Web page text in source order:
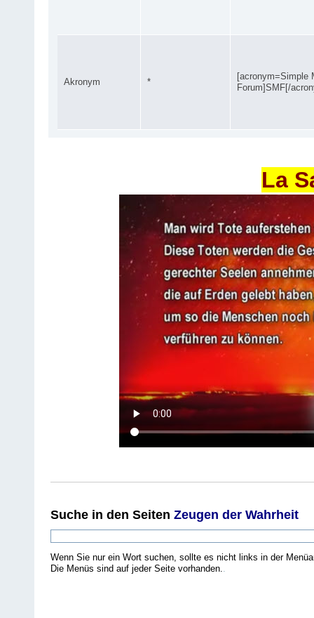
Akronym *
[acronym=Simple
Forum]SMF[/
La
Suche in den Seiten Zeugen der Wahrheit
Wenn Sie nur ein Wort suchen, sollte es nicht links in der
Die Menüs sind auf jeder Seite vorhanden..